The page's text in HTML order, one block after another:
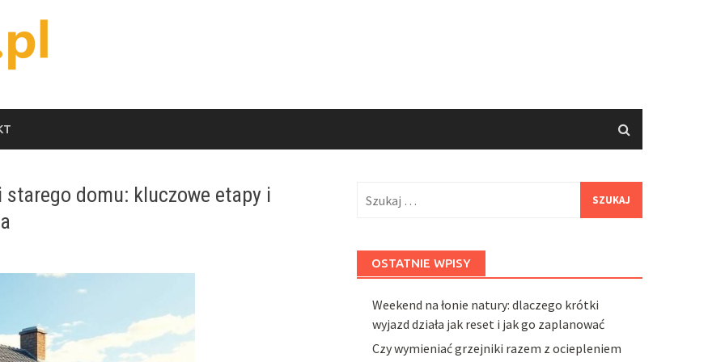
domu: kluczowe etapy i
OSTATNIE WPISY
Weekend na łonie natury: dlaczego krótki
wyjazd działa jak reset i jak go zaplanować
Czy wymieniać grzejniki razem z ociepleniem